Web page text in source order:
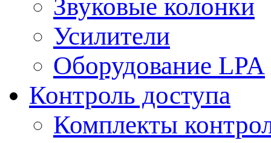
Звуковые колонки
Усилители
Оборудование LPA
Контроль доступа
Комплекты